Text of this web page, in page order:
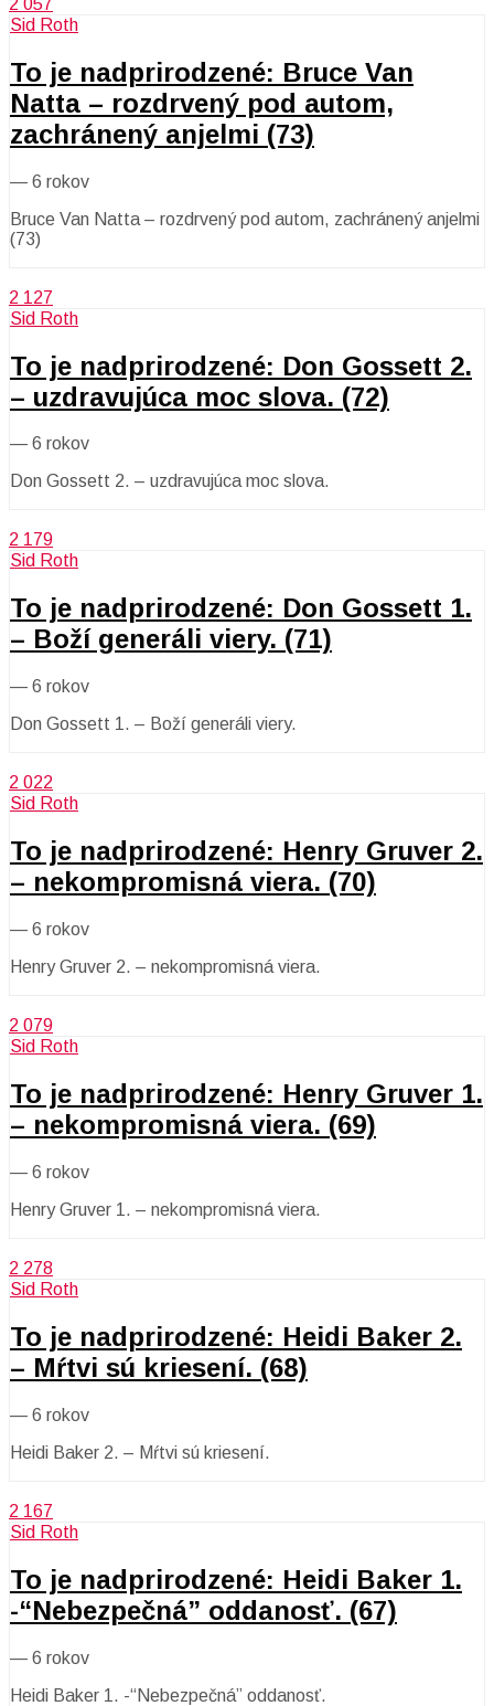
Sid Roth
To je nadprirodzené: Bruce Van
Natta – rozdrvený pod autom,
zachránený anjelmi (73)
— 6 rokov
Bruce Van Natta – rozdrvený pod autom, zachránený anjelmi
(73)
2 127
Sid Roth
To je nadprirodzené: Don Gossett 2.
– uzdravujúca moc slova. (72)
— 6 rokov
Don Gossett 2. – uzdravujúca moc slova.
2 179
Sid Roth
To je nadprirodzené: Don Gossett 1.
– Boží generáli viery. (71)
— 6 rokov
Don Gossett 1. – Boží generáli viery.
2 022
Sid Roth
To je nadprirodzené: Henry Gruver 2.
– nekompromisná viera. (70)
— 6 rokov
Henry Gruver 2. – nekompromisná viera.
2 079
Sid Roth
To je nadprirodzené: Henry Gruver 1.
– nekompromisná viera. (69)
— 6 rokov
Henry Gruver 1. – nekompromisná viera.
2 278
Sid Roth
To je nadprirodzené: Heidi Baker 2.
– Mŕtvi sú kriesení. (68)
— 6 rokov
Heidi Baker 2. – Mŕtvi sú kriesení.
2 167
Sid Roth
To je nadprirodzené: Heidi Baker 1.
-“Nebezpečná” oddanosť. (67)
— 6 rokov
Heidi Baker 1. -“Nebezpečná” oddanosť.